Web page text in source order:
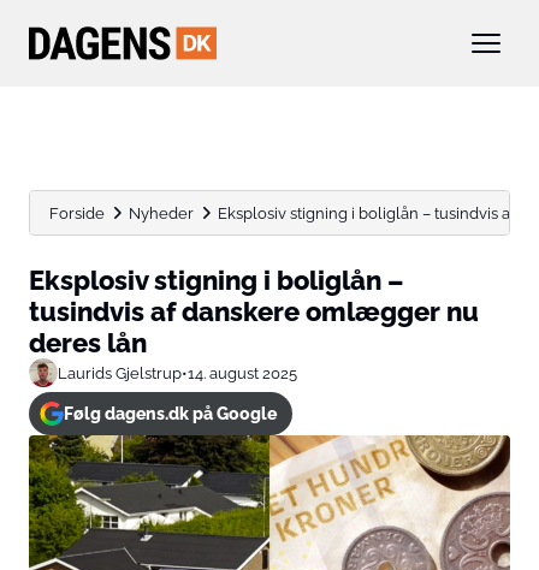
Forside Nyheder Eksplosiv stigning i boliglån – tusindvis af
Eksplosiv stigning i boliglån –
tusindvis af danskere omlægger nu
deres lån
Laurids Gjelstrup•14. august 2025
Følg dagens.dk på Google